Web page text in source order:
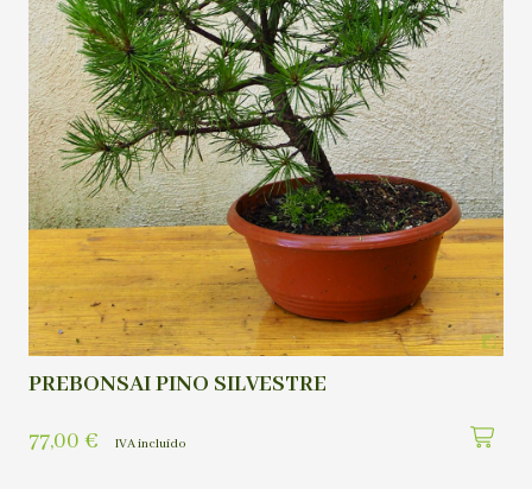
PREBONSAI PINO SILVESTRE
77,00 € IVA incluído